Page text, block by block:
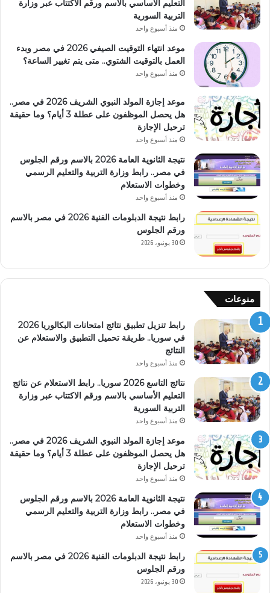
التعليم الأساسي بالاسم ورقم الاكتتاب عبر وزارة
التربية السورية
منذ أسبوع واحد
موعد انتهاء التوقيت الصيفي 2026 في مصر وبدء
العمل بالتوقيت الشتوي.. متى يتم تغيير الساعة؟
منذ أسبوع واحد
موعد إجازة المولد النبوي الشريف 2026 في مصر..
هل يحصل الموظفون على عطلة 3 أيام؟ وما حقيقة
ترحيل الإجازة
منذ أسبوع واحد
نتيجة الثانوية العامة 2026 بالاسم ورقم الجلوس
في مصر.. رابط وزارة التربية والتعليم الرسمي
وخطوات الاستعلام
منذ أسبوع واحد
رابط نتيجة الدبلومات الفنية 2026 في مصر بالاسم
ورقم الجلوس
30 يونيو، 2026
منوعات
رابط تنزيل تطبيق نتائج امتحانات البكالوريا 2026
في سوريا.. طريقة تحميل التطبيق والاستعلام عن
النتائج
منذ أسبوع واحد
نتائج التاسع 2026 سوريا.. رابط الاستعلام عن نتائج
التعليم الأساسي بالاسم ورقم الاكتتاب عبر وزارة
التربية السورية
منذ أسبوع واحد
موعد إجازة المولد النبوي الشريف 2026 في مصر..
هل يحصل الموظفون على عطلة 3 أيام؟ وما حقيقة
ترحيل الإجازة
منذ أسبوع واحد
نتيجة الثانوية العامة 2026 بالاسم ورقم الجلوس
في مصر.. رابط وزارة التربية والتعليم الرسمي
وخطوات الاستعلام
منذ أسبوع واحد
رابط نتيجة الدبلومات الفنية 2026 في مصر بالاسم
ورقم الجلوس
30 يونيو، 2026